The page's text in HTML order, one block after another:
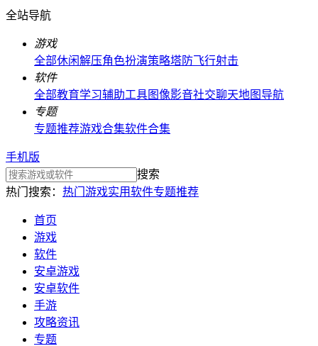
全站导航
游戏
全部休闲解压角色扮演策略塔防飞行射击
软件
全部教育学习辅助工具图像影音社交聊天地图导航
专题
专题推荐游戏合集软件合集
手机版
搜索
热门搜索： 热门游戏实用软件专题推荐
首页
游戏
软件
安卓游戏
安卓软件
手游
攻略资讯
专题